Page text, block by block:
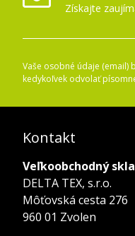
Získajte
Vaše osobné údaje (email)
kedykoľvek odvolať
Kontakt
Veľkoobchodný
DELTA TEX, s.r.o.
Môťovská cesta 276
960 01 Zvolen